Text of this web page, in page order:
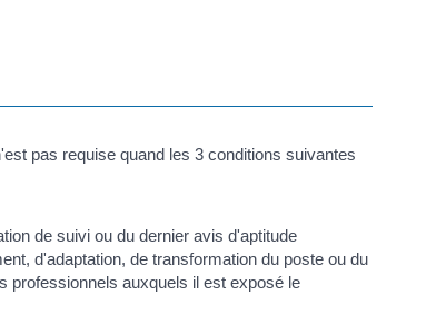
pas requise quand les 3 conditions suivantes
de suivi ou du dernier avis d'aptitude
d'adaptation, de transformation du poste ou du
professionnels auxquels il est exposé le